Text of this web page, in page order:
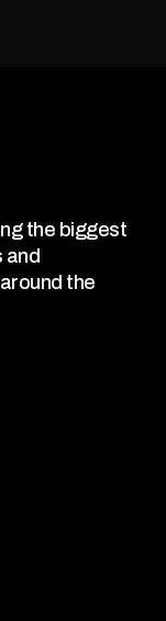
the biggest
and
the